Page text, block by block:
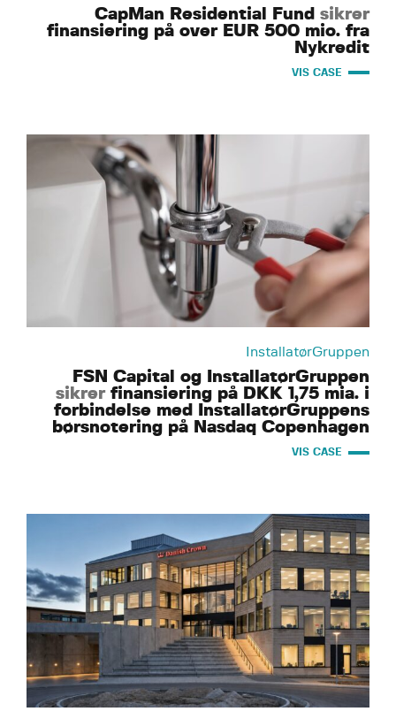
CapMan Residential Fund sikrer
finansiering på over EUR 500 mio. fra
Nykredit
VIS CASE
InstallatørGruppen
FSN Capital og InstallatørGruppen
sikrerfinansiering på DKK 1,75 mia. i
forbindelse med InstallatørGruppens
børsnotering på Nasdaq Copenhagen
VIS CASE